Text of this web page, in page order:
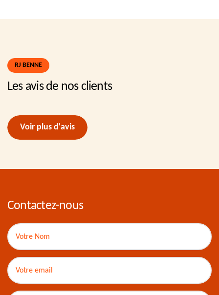
RJ BENNE
Les avis de nos clients
Voir plus d'avis
Contactez-nous